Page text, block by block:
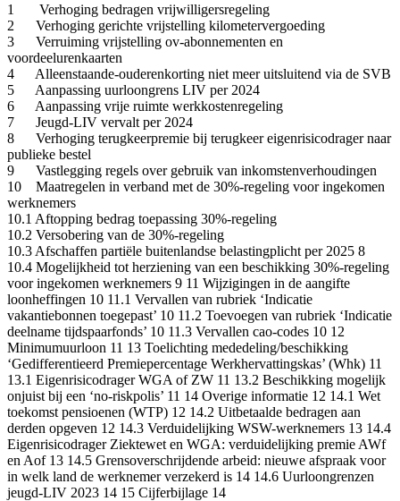
1 Verhoging bedragen vrijwilligersregeling
2 Verhoging gerichte vrijstelling kilometervergoeding
3 Verruiming vrijstelling ov-abonnementen en
voordeelurenkaarten
4 Alleenstaande-ouderenkorting niet meer uitsluitend via de SVB
5 Aanpassing uurloongrens LIV per 2024
6 Aanpassing vrije ruimte werkkostenregeling
7 Jeugd-LIV vervalt per 2024
8 Verhoging terugkeerpremie bij terugkeer eigenrisicodrager naar
publieke bestel
9 Vastlegging regels over gebruik van inkomstenverhoudingen
10 Maatregelen in verband met de 30%-regeling voor ingekomen
werknemers
10.1 Aftopping bedrag toepassing 30%-regeling
10.2 Versobering van de 30%-regeling
10.3 Afschaffen partiële buitenlandse belastingplicht per 2025 8
10.4 Mogelijkheid tot herziening van een beschikking 30%-regeling
voor ingekomen werknemers 9 11 Wijzigingen in de aangifte
loonheffingen 10 11.1 Vervallen van rubriek ‘Indicatie
vakantiebonnen toegepast’ 10 11.2 Toevoegen van rubriek ‘Indicatie
deelname tijdspaarfonds’ 10 11.3 Vervallen cao-codes 10 12
Minimumuurloon 11 13 Toelichting mededeling/beschikking
‘Gedifferentieerd Premiepercentage Werkhervattingskas’ (Whk) 11
13.1 Eigenrisicodrager WGA of ZW 11 13.2 Beschikking mogelijk
onjuist bij een ‘no-riskpolis’ 11 14 Overige informatie 12 14.1 Wet
toekomst pensioenen (WTP) 12 14.2 Uitbetaalde bedragen aan
derden opgeven 12 14.3 Verduidelijking WSW-werknemers 13 14.4
Eigenrisicodrager Ziektewet en WGA: verduidelijking premie AWf
en Aof 13 14.5 Grensoverschrijdende arbeid: nieuwe afspraak voor
in welk land de werknemer verzekerd is 14 14.6 Uurloongrenzen
jeugd-LIV 2023 14 15 Cijferbijlage 14